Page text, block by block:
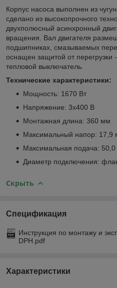
Корпус насоса выполнен из
сделано из высокопрочного
двухполюсный асинхронный
вращения. Вал двигателя
подшипниках, смазываемых
оснащен защитой от перегрузки
тепловой выключатель.
Технические характеристики:
Мощность: 1670 Вт
Напряжение: 3х400 В
Монтажная длина: 360 мм
Максимальный напор: 17,9
Максимальная подача:
Диаметр подключения:
Скрыть
Спецификация
Инструкция по монтажу и
DPH.pdf
Характеристики